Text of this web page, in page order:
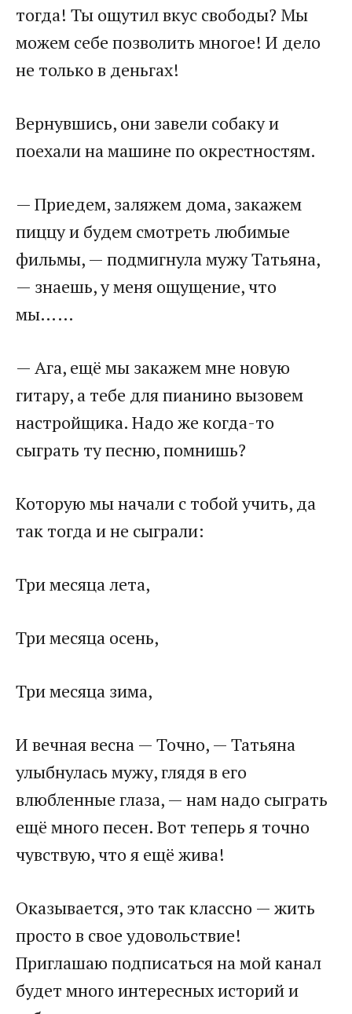
тогда! Ты ощутил вкус свободы? Мы
можем себе позволить многое! И дело
не только в деньгах!
Вернувшись, они завели собаку и
поехали на машине по окрестностям.
— Приедем, заляжем дома, закажем
пиццу и будем смотреть любимые
фильмы, — подмигнула мужу Татьяна,
— знаешь, у меня ощущение, что
мы……
— Ага, ещё мы закажем мне новую
гитару, а тебе для пианино вызовем
настройщика. Надо же когда-то
сыграть ту песню, помнишь?
Которую мы начали с тобой учить, да
так тогда и не сыграли:
Три месяца лета,
Три месяца осень,
Три месяца зима,
И вечная весна — Точно, — Татьяна
улыбнулась мужу, глядя в его
влюбленные глаза, — нам надо сыграть
ещё много песен. Вот теперь я точно
чувствую, что я ещё жива!
Оказывается, это так классно — жить
просто в свое удовольствие!
Приглашаю подписаться на мой канал
будет много интересных историй и